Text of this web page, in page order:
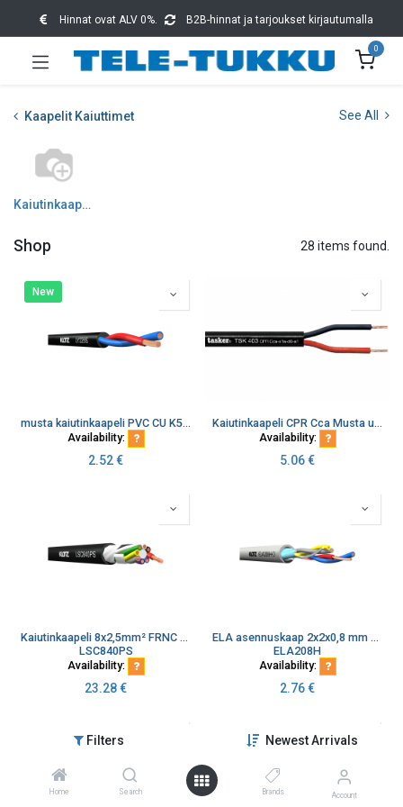
Filters Newest Arrivals
Home Search Brands Account
Hinnat ovat ALV 0%. B2B-hinnat ja tarjoukset kirjautumalla
0
Kaapelit Kaiuttimet See All
Kaiutinkaapelit
Shop 28 items found.
New
musta kaiutinkaapeli PVC CU K500
Availability:
2.52€
Kaiutinkaapeli CPR Cca Musta ulkokäyttö K500
Availability:
5.06€
Kaiutinkaapeli 8x2,5mm² FRNC Kierretty Musta Dca 100m (kopio)
LSC840PS
Availability:
23.28€
ELA asennuskaap 2x2x0,8 mm 100V kaiutinlinja FRNC Dca
ELA208H
Availability:
2.76€